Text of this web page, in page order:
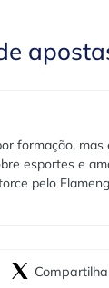
formação,
esportes e
pelo